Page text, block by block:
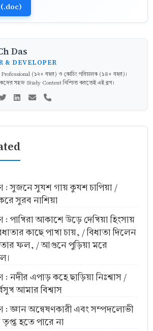
Das
& DEVELOPER
(১২+ বছর) ও কোচিং পরিচালক (১৪+ বছর)।
সহজ Study Content নিশ্চিত করতেই এই ব্লগ।
: সুজনে সুযশ গায় কুযশ চাপিয়া /
সুরব নাশিয়া
: পাখিরা আকাশে উড়ে দেখিয়া হিংসায়
কাছে পাখা চায়, / বিধাতা দিলেন
তার ফল, / আগুনে পুড়িয়া মরে
: নদীর এপাড় কহে ছাড়িয়া নিঃশ্বাস /
আমার বিশ্বাস
: জ্ঞান অন্বেষণকারী এবং সম্পদলোভী
হতে পারে না